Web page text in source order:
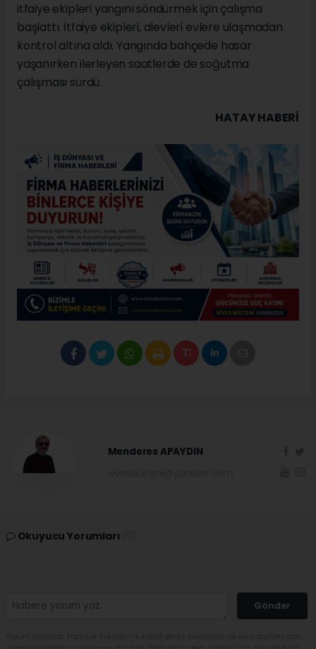
itfaiye ekipleri yangını söndürmek için çalışma
başlattı. İtfaiye ekipleri, alevleri evlere ulaşmadan
kontrol altına aldı. Yangında bahçede hasar
yaşanırken ilerleyen saatlerde de soğutma
çalışması sürdü.
HATAY HABERİ
Menderes APAYDIN
Okuyucu Yorumları
Gönder